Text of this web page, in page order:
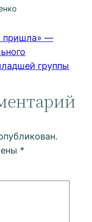
пришла» —
группы
*